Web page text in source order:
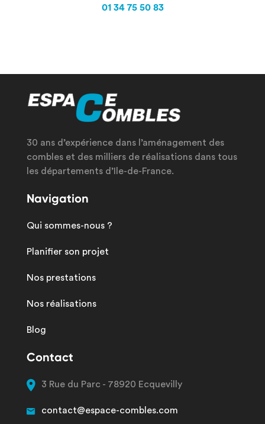
01 34 75 50 83
30 ans d’expérience dans l’aménagement des
combles et des milliers de réalisations dans tous
les départements d’Ile-de-France.
Navigation
Qui sommes-nous ?
Planifier son projet
Nos prestations
Nos réalisations
Blog
Contact
3 Rue du Parc - 78920 Ecquevilly
contact@espace-combles.com